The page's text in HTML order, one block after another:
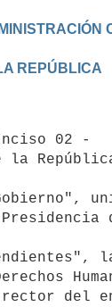
REPÚBLICA
la
del